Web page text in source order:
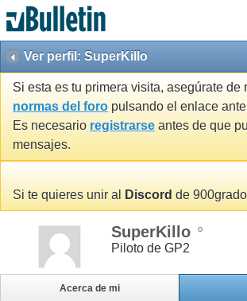
Ver perfil: SuperKillo
Si esta es tu primera visita, asegúrate de
normas del foro pulsando el enlace
Es necesario registrarse antes de que
mensajes.
Si te quieres unir al Discord de
SuperKillo
Piloto de GP2
Acerca de mi